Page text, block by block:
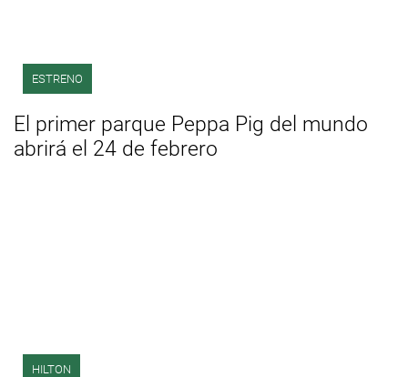
ESTRENO
El primer parque Peppa Pig del mundo
abrirá el 24 de febrero
HILTON